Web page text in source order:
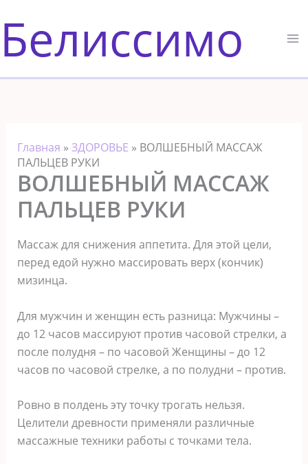
к
содержимому
Белиссимо
Главная » ЗДОРОВЬЕ » ВОЛШЕБНЫЙ МАССАЖ
ПАЛЬЦЕВ РУКИ
ВОЛШЕБНЫЙ МАССАЖ
ПАЛЬЦЕВ РУКИ
Массаж для снижения аппетита. Для этой цели,
перед едой нужно массировать верх (кончик)
мизинца.
Для мужчин и женщин есть разница: Мужчины –
до 12 часов массируют против часовой стрелки, а
после полудня – по часовой Женщины – до 12
часов по часовой стрелке, а по полудни – против.
Ровно в полдень эту точку трогать нельзя.
Целители древности применяли различные
массажные техники работы с точками тела.